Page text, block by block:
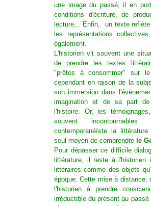
une image du passé, il en
conditions d'écriture, de
lecture... Enfin, un texte
les représentations
également.
L'historien vit souvent une
de prendre les textes
"prêtes à consommer" sur
cependant en raison de la
son immersion dans
imagination et de sa part
l'histoire. Or, les
souvent
contemporanéïste la
seul moyen de comprendre le
Pour dépasser ce difficile
littérature, il reste à l'historien
littéraires comme des objets
époque. Cette mise à distance,
l'historien à prendre
irréductible du présent au